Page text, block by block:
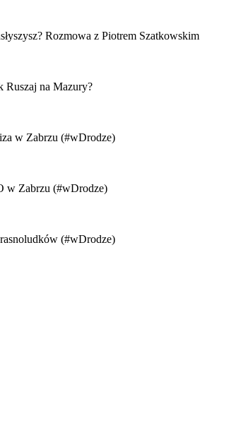
Rozmowa z Piotrem Szatkowskim
Ruszaj na Mazury?
w Zabrzu (#wDrodze)
w Zabrzu (#wDrodze)
(#wDrodze)